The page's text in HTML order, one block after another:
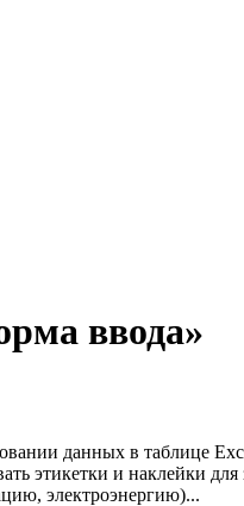
ввода»
данных в таблице
этикетки и наклейки для
электроэнергию)...